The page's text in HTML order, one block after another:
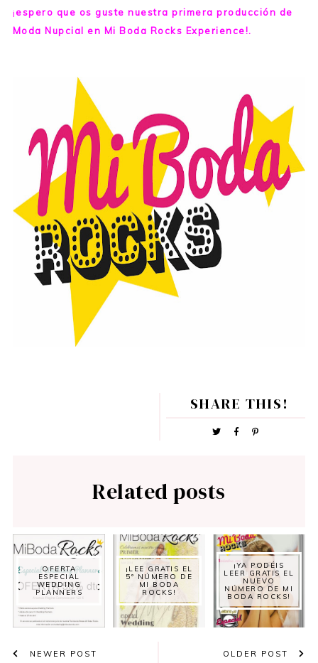
¡espero que os guste nuestra primera producción de
Moda Nupcial en Mi Boda Rocks Experience!.
SHARE THIS!
Related posts
OFERTA
ESPECIAL
WEDDING
PLANNERS
¡LEE GRATIS EL
5º NÚMERO DE
MI BODA
ROCKS!
¡YA PODÉIS
LEER GRATIS EL
NUEVO
NÚMERO DE MI
BODA ROCKS!
NEWER POST OLDER POST